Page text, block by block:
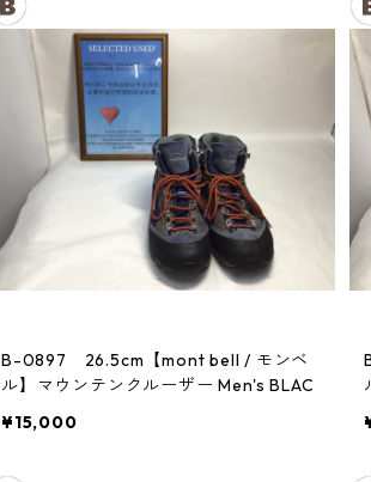
B-0897 26.5cm【mont bell / モンベ
ル】マウンテンクルーザー Men's BLAC
¥15,000